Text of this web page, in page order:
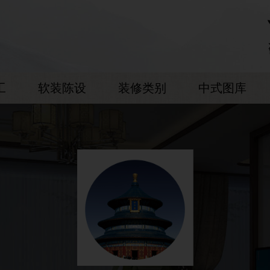
软装陈设 装修类别 中式图库